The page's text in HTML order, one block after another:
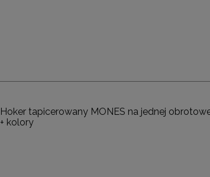
Hoker tapicerowany MONES na jednej
+ kolory